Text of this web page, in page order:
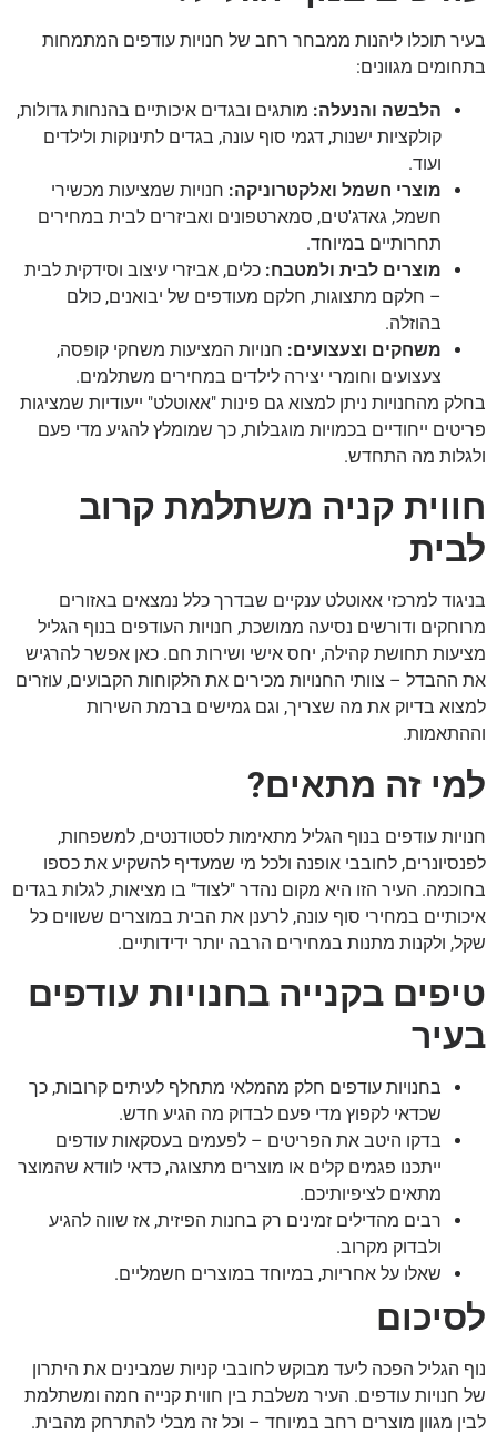
בעיר תוכלו ליהנות ממבחר רחב של חנויות עודפים המתמחות
בתחומים מגוונים:
הלבשה והנעלה: מותגים ובגדים איכותיים בהנחות גדולות,
קולקציות ישנות, דגמי סוף עונה, בגדים לתינוקות ולילדים
ועוד.
מוצרי חשמל ואלקטרוניקה: חנויות שמציעות מכשירי
חשמל, גאדג'טים, סמארטפונים ואביזרים לבית במחירים
תחרותיים במיוחד.
מוצרים לבית ולמטבח: כלים, אביזרי עיצוב וסידקית לבית
– חלקם מתצוגות, חלקם מעודפים של יבואנים, כולם
בהוזלה.
משחקים וצעצועים: חנויות המציעות משחקי קופסה,
צעצועים וחומרי יצירה לילדים במחירים משתלמים.
בחלק מהחנויות ניתן למצוא גם פינות "אאוטלט" ייעודיות שמציגות
פריטים ייחודיים בכמויות מוגבלות, כך שמומלץ להגיע מדי פעם
ולגלות מה התחדש.
חווית קניה משתלמת קרוב
לבית
בניגוד למרכזי אאוטלט ענקיים שבדרך כלל נמצאים באזורים
מרוחקים ודורשים נסיעה ממושכת, חנויות העודפים בנוף הגליל
מציעות תחושת קהילה, יחס אישי ושירות חם. כאן אפשר להרגיש
את ההבדל – צוותי החנויות מכירים את הלקוחות הקבועים, עוזרים
למצוא בדיוק את מה שצריך, וגם גמישים ברמת השירות
וההתאמות.
למי זה מתאים?
חנויות עודפים בנוף הגליל מתאימות לסטודנטים, למשפחות,
לפנסיונרים, לחובבי אופנה ולכל מי שמעדיף להשקיע את כספו
בחוכמה. העיר הזו היא מקום נהדר "לצוד" בו מציאות, לגלות בגדים
איכותיים במחירי סוף עונה, לרענן את הבית במוצרים ששווים כל
שקל, ולקנות מתנות במחירים הרבה יותר ידידותיים.
טיפים בקנייה בחנויות עודפים
בעיר
בחנויות עודפים חלק מהמלאי מתחלף לעיתים קרובות, כך
שכדאי לקפוץ מדי פעם לבדוק מה הגיע חדש.
בדקו היטב את הפריטים – לפעמים בעסקאות עודפים
ייתכנו פגמים קלים או מוצרים מתצוגה, כדאי לוודא שהמוצר
מתאים לציפיותיכם.
רבים מהדילים זמינים רק בחנות הפיזית, אז שווה להגיע
ולבדוק מקרוב.
שאלו על אחריות, במיוחד במוצרים חשמליים.
לסיכום
נוף הגליל הפכה ליעד מבוקש לחובבי קניות שמבינים את היתרון
של חנויות עודפים. העיר משלבת בין חווית קנייה חמה ומשתלמת
לבין מגוון מוצרים רחב במיוחד – וכל זה מבלי להתרחק מהבית.